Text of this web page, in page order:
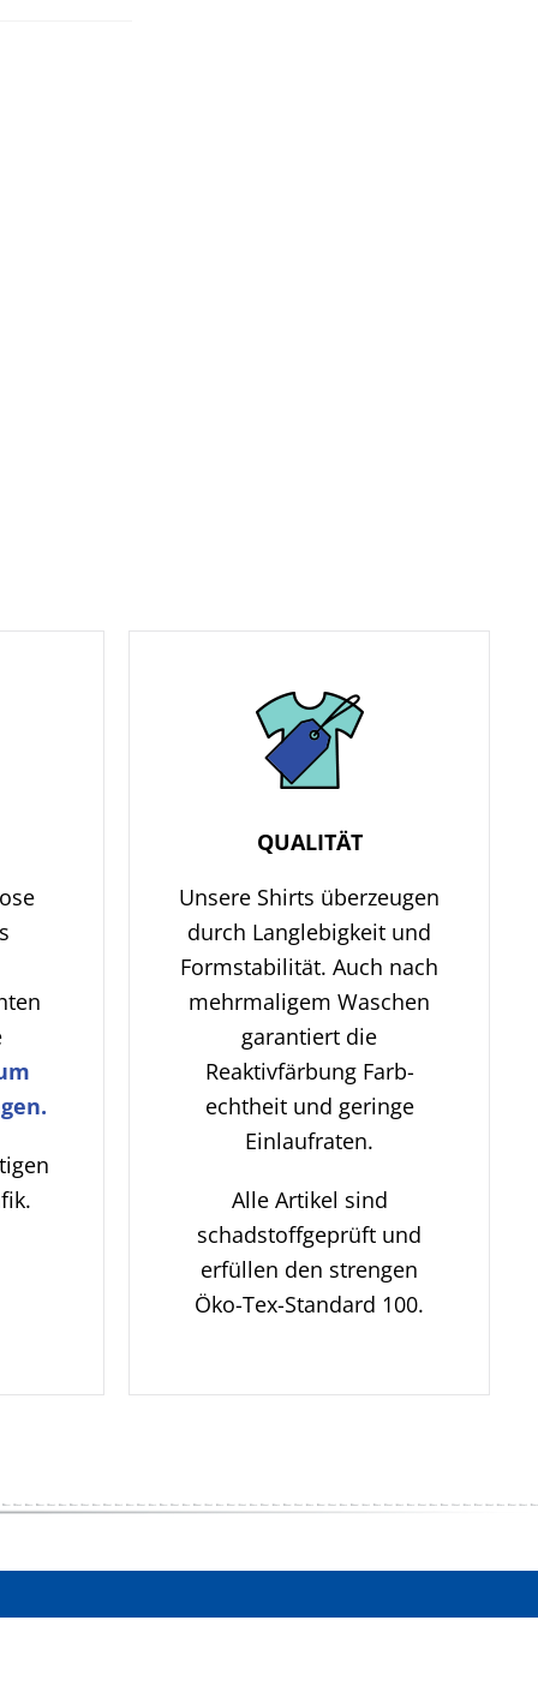
QUALITÄT
Unsere Shirts überzeugen
durch Langlebigkeit und
Formstabilität. Auch nach
mehrmaligem Waschen
garantiert die
Reaktivfärbung Farb-
echtheit und geringe
Einlaufraten.
Alle Artikel sind
schadstoffgeprüft und
erfüllen den strengen
Öko-Tex-Standard 100.